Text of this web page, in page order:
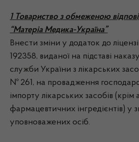
1 Товариство з обмеженою
“Матеріа Медика-Україна”
Внести зміни у додаток до
192358, виданої на підставі
служби України з лікарських
№ 261, на провадження
імпорту лікарських засобів (крім
фармацевтичних інгредієнтів) у
уповноважених осіб.